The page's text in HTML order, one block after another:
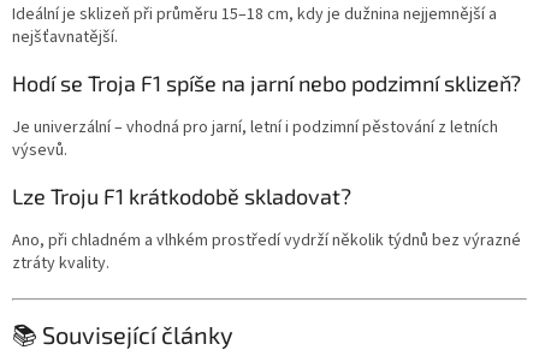
Ideální je sklizeň při průměru 15–18 cm, kdy je dužnina nejjemnější a
nejšťavnatější.
Hodí se Troja F1 spíše na jarní nebo podzimní sklizeň?
Je univerzální – vhodná pro jarní, letní i podzimní pěstování z letních
výsevů.
Lze Troju F1 krátkodobě skladovat?
Ano, při chladném a vlhkém prostředí vydrží několik týdnů bez výrazné
ztráty kvality.
📚 Související články